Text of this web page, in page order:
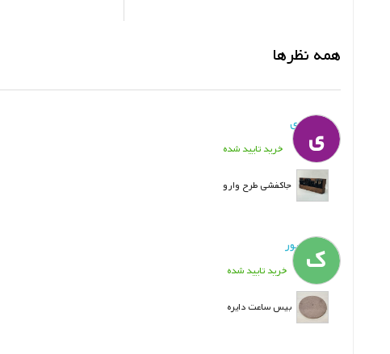
همه نظرها
ی
ی. انوری
خرید تایید شده
جاکفشی طرح وارو
ک
ک. علیپور
خرید تایید شده
بیس ساعت دایره